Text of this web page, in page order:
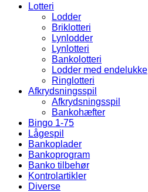
Lotteri
Lodder
Briklotteri
Lynlodder
Lynlotteri
Bankolotteri
Lodder med endelukke
Ringlotteri
Afkrydsningsspil
Afkrydsningsspil
Bankohæfter
Bingo 1-75
Lågespil
Bankoplader
Bankoprogram
Banko tilbehør
Kontrolartikler
Diverse